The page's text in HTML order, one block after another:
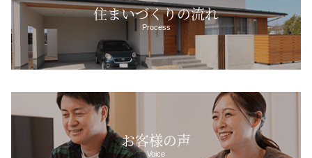
住まいづくりの流れ
Process
お客様の声
Voice